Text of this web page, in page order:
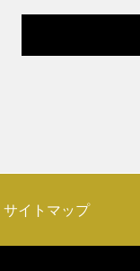
サイトマップ